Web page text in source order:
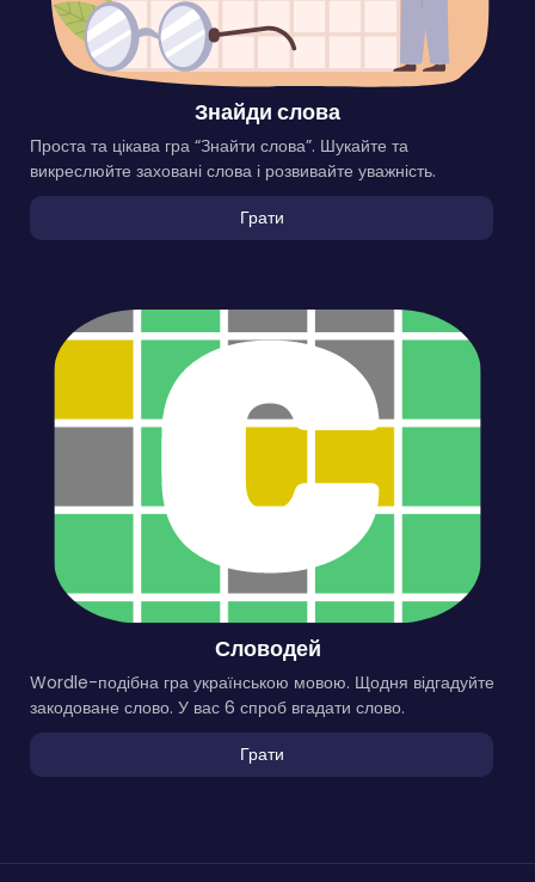
Знайди слова
Проста та цікава гра “Знайти слова”. Шукайте та
викреслюйте заховані слова і розвивайте уважність.
Грати
Словодей
Wordle-подібна гра українською мовою. Щодня відгадуйте
закодоване слово. У вас 6 спроб вгадати слово.
Грати